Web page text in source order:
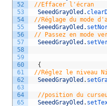
52
53
54
55
56
57
58
59
60
61
62
63
64
65
//Effacer
SeeedGrayOled .
//Réglage du mode
SeeedGrayOled .
// Passez en mode
SeeedGrayOled .
{
//Réglez le niveau
SeeedGrayOled .
//position du
SeeedGrayOled .